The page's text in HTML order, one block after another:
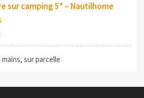
sur camping 5* – Nautilhome
mains, sur parcelle